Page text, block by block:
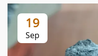
19
Sep